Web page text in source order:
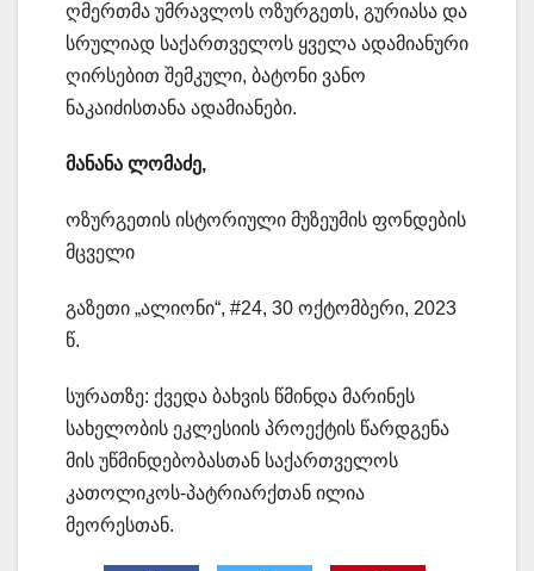
ღმერთმა უმრავლოს ოზურგეთს, გურიასა და
სრულიად საქართველოს ყველა ადამიანური
ღირსებით შემკული, ბატონი ვანო
ნაკაიძისთანა ადამიანები.
მანანა ლომაძე,
ოზურგეთის ისტორიული მუზეუმის ფონდების
მცველი
გაზეთი „ალიონი“, #24, 30 ოქტომბერი, 2023
წ.
სურათზე: ქვედა ბახვის წმინდა მარინეს
სახელობის ეკლესიის პროექტის წარდგენა
მის უწმინდებობასთან საქართველოს
კათოლიკოს-პატრიარქთან ილია
მეორესთან.